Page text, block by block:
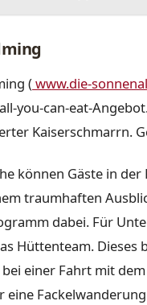
(www.die-
you-can-eat-
Kaiserschmarrn.
können Gäste in
traumhaften
dabei. Für
Hüttenteam.
einer Fahrt mit
eine